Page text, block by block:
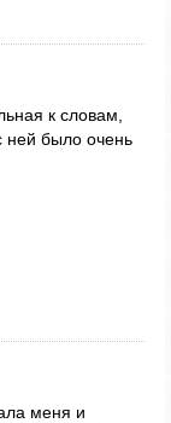
к словам,
ней было очень
меня и